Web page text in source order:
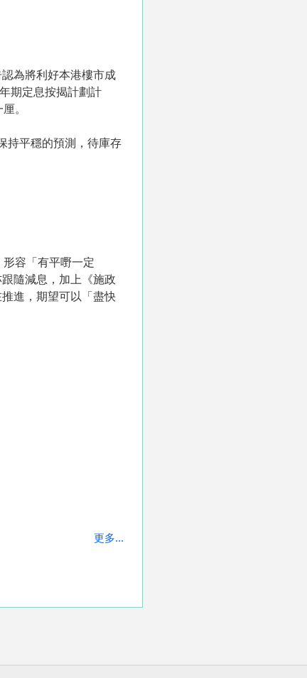
為將利好本港樓市成
期定息按揭計劃計
。
持平穩的預測，待庫存
容「有平嘢一定
隨減息，加上《施政
進，期望可以「盡快
更多...